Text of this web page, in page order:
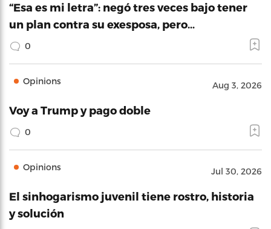
“Esa es mi letra”: negó tres veces bajo tener
un plan contra su exesposa, pero…
0
Opinions Aug 3, 2026
Voy a Trump y pago doble
0
Opinions Jul 30, 2026
El sinhogarismo juvenil tiene rostro, historia
y solución